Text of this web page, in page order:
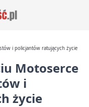
i policjantów ratujących życie
Motoserce
i
życie